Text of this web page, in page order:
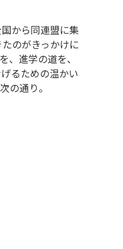
から同連盟に集
のがきっかけに
、進学の道を、
るための温かい
の通り。